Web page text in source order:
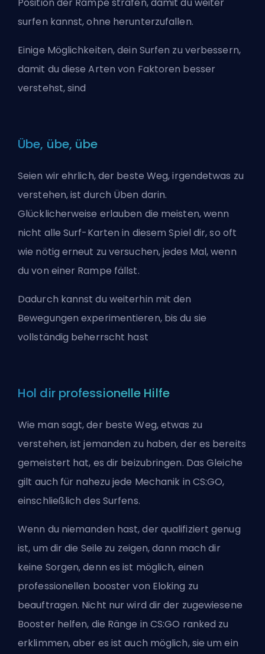
surfen kannst, ohne herunterzufallen.
Einige Möglichkeiten, dein Surfen zu verbessern,
damit du diese Arten von Faktoren besser
verstehst, sind
Übe, übe, übe
Seien wir ehrlich, der beste Weg, irgendetwas zu
verstehen, ist durch Üben darin.
Glücklicherweise erlauben die meisten, wenn
nicht alle Surf-Karten in diesem Spiel dir, so oft
wie nötig erneut zu versuchen, jedes Mal, wenn
du von einer Rampe fällst.
Dadurch kannst du weiterhin mit den
Bewegungen experimentieren, bis du sie
vollständig beherrscht hast
Hol dir professionelle Hilfe
Wie man sagt, der beste Weg, etwas zu
verstehen, ist jemanden zu haben, der es bereits
gemeistert hat, es dir beizubringen. Das Gleiche
gilt auch für nahezu jede Mechanik in CS:GO,
einschließlich des Surfens.
Wenn du niemanden hast, der qualifiziert genug
ist, um dir die Seile zu zeigen, dann mach dir
keine Sorgen, denn es ist möglich, einen
professionellen booster von Eloking zu
beauftragen. Nicht nur wird dir der zugewiesene
Booster helfen, die Ränge in CS:GO ranked zu
erklimmen, aber es ist auch möglich, sie um ein